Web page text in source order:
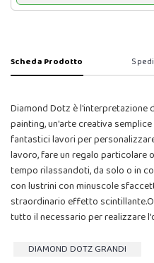
Scheda Prodotto
Diamond Dotz è l'interpretazione
painting, un'arte creativa
fantastici lavori per
lavoro, fare un regalo particolare
tempo rilassandoti, da solo o in
con lustrini con minuscole
straordinario effetto
tutto il necessario per realizzare
DIAMOND DOTZ GRANDI